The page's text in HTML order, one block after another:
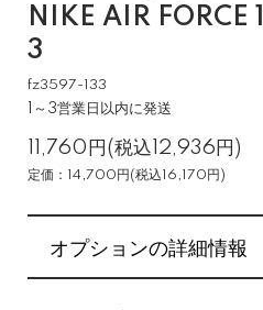
NIKE AIR FORCE
3
fz3597-133
1～3営業日以内に発送
11,760円(税込12,936円)
定価：14,700円(税込16,170円)
オプションの詳細情報